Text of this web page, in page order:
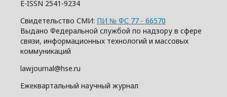
E-ISSN 2541-9234
Свидетельство СМИ: ПИ № ФС 77 - 66570
Выдано Федеральной службой по надзору в сфере
связи, информационных технологий и массовых
коммуникаций
lawjournal@hse.ru
Ежеквартальный научный журнал